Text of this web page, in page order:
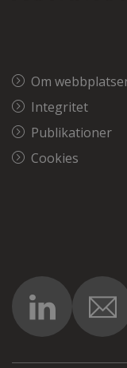
Om
Integritet
Publikationer
Cookies